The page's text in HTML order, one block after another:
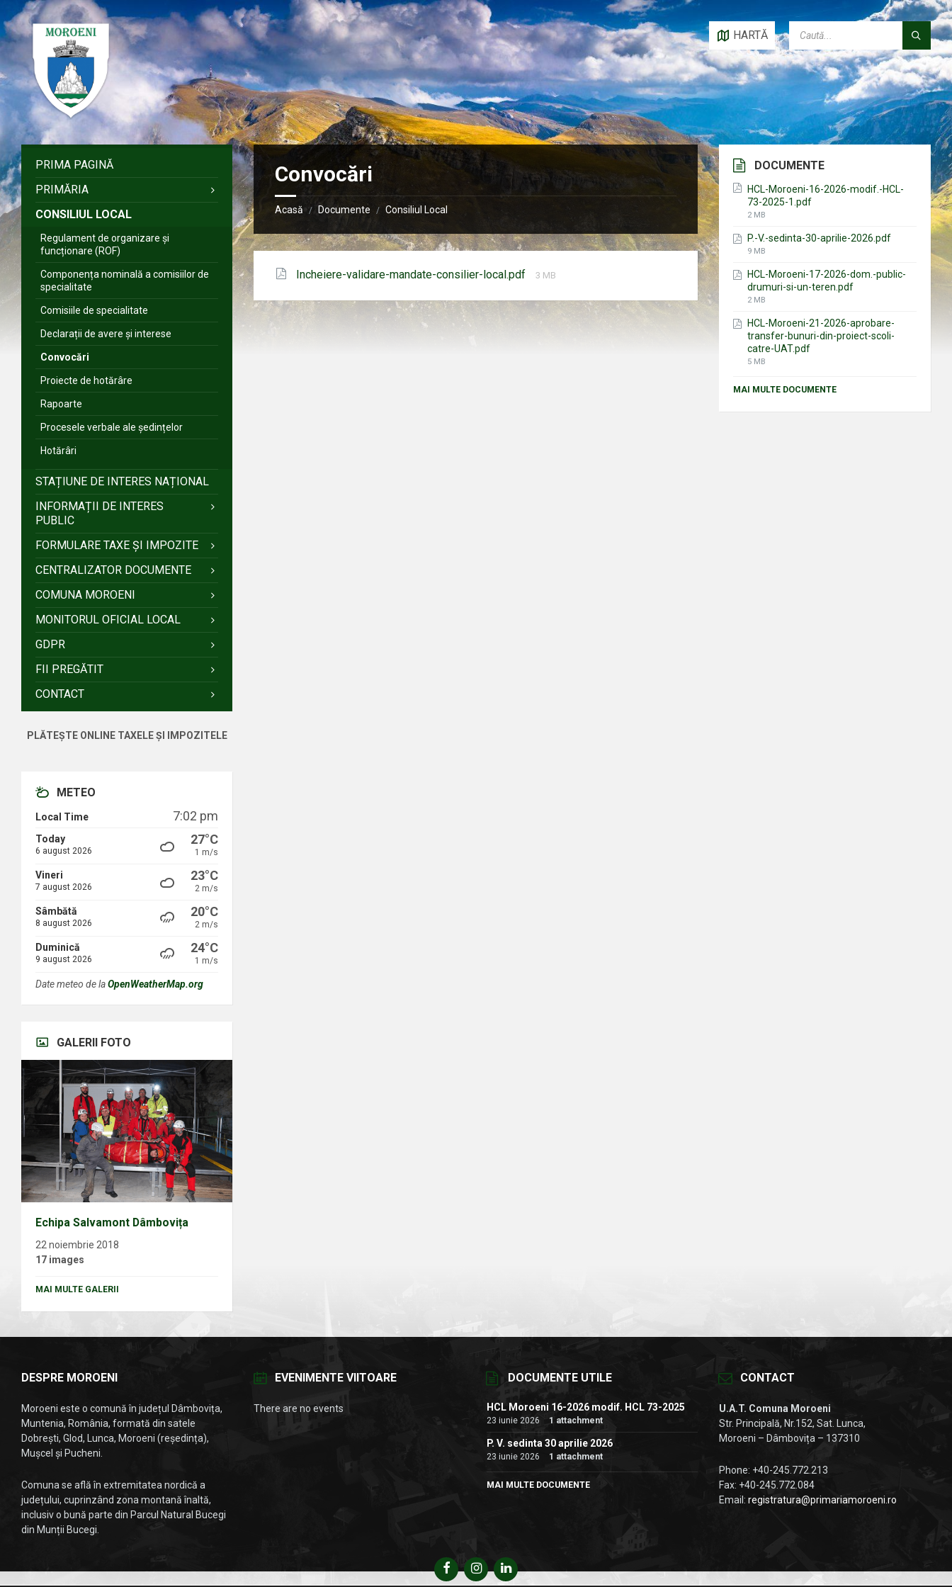
la
conținut
la
bara
laterală
stângă
la
bara
laterală
dreaptă
la
subsol
HARTĂ
Convocări
Acasă / Documente / Consiliul Local
Incheiere-validare-mandate-consilier-local.pdf
Mărimea
3 MB
PRIMA PAGINĂ
PRIMĂRIA
CONSILIUL LOCAL
Regulament de organizare și
funcționare (ROF)
Componența nominală a comisiilor de
specialitate
Comisiile de specialitate
Declarații de avere și interese
Convocări
Proiecte de hotărâre
Rapoarte
Procesele verbale ale ședințelor
Hotărâri
STAȚIUNE DE INTERES NAȚIONAL
INFORMAȚII DE INTERES
PUBLIC
FORMULARE TAXE ȘI IMPOZITE
CENTRALIZATOR DOCUMENTE
COMUNA MOROENI
MONITORUL OFICIAL LOCAL
GDPR
FII PREGĂTIT
CONTACT
PLĂTEȘTE ONLINE TAXELE ȘI IMPOZITELE
METEO
Local Time 7:02 pm
Today
6 august 2026
27°C
1 m/s
Vineri
7 august 2026
23°C
2 m/s
Sâmbătă
8 august 2026
20°C
2 m/s
Duminică
9 august 2026
24°C
1 m/s
Date meteo de laOpenWeatherMap.org
GALERII FOTO
Echipa Salvamont Dâmbovița
22 noiembrie 2018
17 images
MAI MULTE GALERII
DOCUMENTE
HCL-Moroeni-16-2026-modif.-HCL-
73-2025-1.pdf
File
2 MB
P.-V.-sedinta-30-aprilie-2026.pdf
File
9 MB
HCL-Moroeni-17-2026-dom.-public-
drumuri-si-un-teren.pdf
File
2 MB
HCL-Moroeni-21-2026-aprobare-
transfer-bunuri-din-proiect-scoli-
catre-UAT.pdf
File
5 MB
MAI MULTE DOCUMENTE
DESPRE MOROENI
Moroeni este o comună în județul Dâmbovița,
Muntenia, România, formată din satele
Dobrești, Glod, Lunca, Moroeni (reședința),
Mușcel și Pucheni.
Comuna se află în extremitatea nordică a
județului, cuprinzând zona montană înaltă,
inclusiv o bună parte din Parcul Natural Bucegi
din Munții Bucegi.
EVENIMENTE VIITOARE
There are no events
DOCUMENTE UTILE
HCL Moroeni 16-2026 modif. HCL 73-2025
23 iunie 2026 1 attachment
P. V. sedinta 30 aprilie 2026
23 iunie 2026 1 attachment
MAI MULTE DOCUMENTE
CONTACT
U.A.T. Comuna Moroeni
Str. Principală, Nr.152, Sat. Lunca,
Moroeni – Dâmbovița – 137310
Phone: +40-245.772.213
Fax: +40-245.772.084
Email:registratura@primariamoroeni.ro
FacebookInstagramLinkedIn